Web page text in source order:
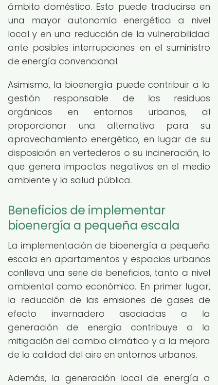
ámbito doméstico. Esto puede traducirse en
una mayor autonomía energética a nivel
local y en una reducción de la vulnerabilidad
ante posibles interrupciones en el suministro
de energía convencional.
Asimismo, la bioenergía puede contribuir a la
gestión responsable de los residuos
orgánicos en entornos urbanos, al
proporcionar una alternativa para su
aprovechamiento energético, en lugar de su
disposición en vertederos o su incineración, lo
que genera impactos negativos en el medio
ambiente y la salud pública.
Beneficios de implementar
bioenergía a pequeña escala
La implementación de bioenergía a pequeña
escala en apartamentos y espacios urbanos
conlleva una serie de beneficios, tanto a nivel
ambiental como económico. En primer lugar,
la reducción de las emisiones de gases de
efecto invernadero asociadas a la
generación de energía contribuye a la
mitigación del cambio climático y a la mejora
de la calidad del aire en entornos urbanos.
Además, la generación local de energía a